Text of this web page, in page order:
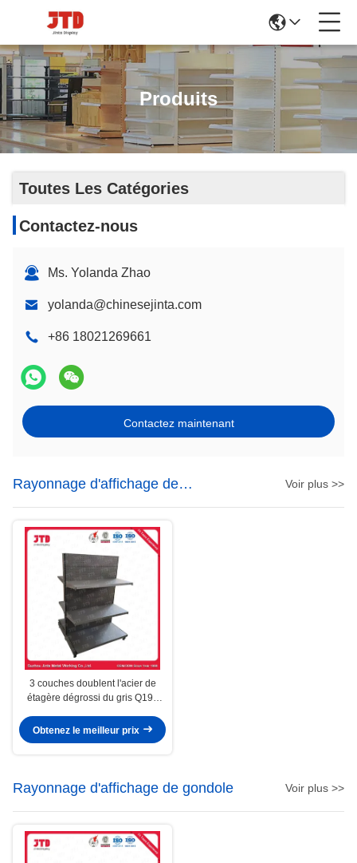
Produits
Toutes Les Catégories
Contactez-nous
Ms. Yolanda Zhao
yolanda@chinesejinta.com
+86 18021269661
Contactez maintenant
Rayonnage d'affichage de
supermarché
Voir plus >>
3 couches doublent l'acier de
étagère dégrossi du gris Q195
Obtenez le meilleur prix
Rayonnage d'affichage de gondole Voir plus >>